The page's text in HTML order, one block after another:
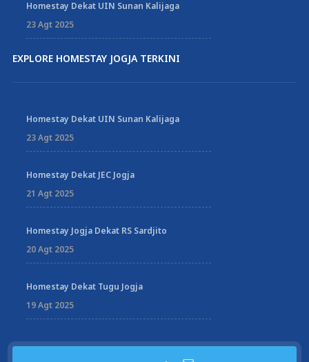
Homestay Dekat UIN Sunan Kalijaga
23 Agt 2025
EXPLORE HOMESTAY JOGJA TERKINI
Homestay Dekat UIN Sunan Kalijaga
23 Agt 2025
Homestay Dekat JEC Jogja
21 Agt 2025
Homestay Jogja Dekat RS Sardjito
20 Agt 2025
Homestay Dekat Tugu Jogja
19 Agt 2025